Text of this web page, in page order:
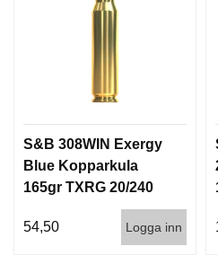
S&B 308WIN Exergy
Blue Kopparkula
165gr TXRG 20/240
54,50 Logga inn